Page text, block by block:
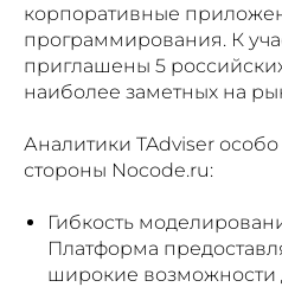
корпоративные
программирования. К
приглашены 5
наиболее заметных на
Аналитики TAdviser
стороны Nocode.ru:
Гибкость
Платформа
широкие возможности